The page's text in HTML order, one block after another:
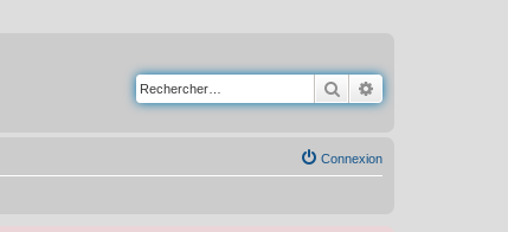
Rechercher
Connexion